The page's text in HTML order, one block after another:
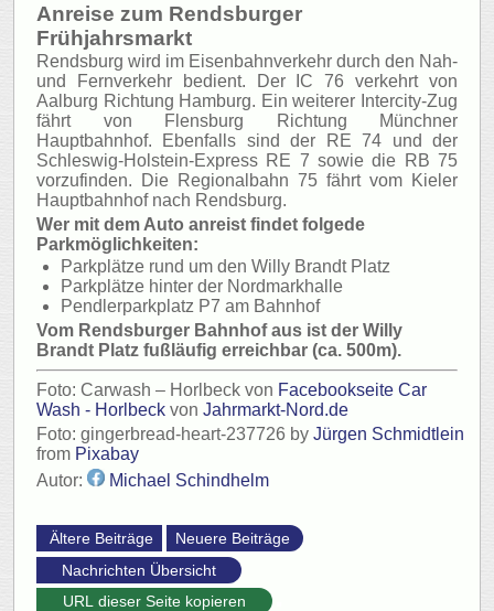
Anreise zum Rendsburger
Frühjahrsmarkt
Rendsburg wird im Eisenbahnverkehr durch den Nah-
und Fernverkehr bedient. Der IC 76 verkehrt von
Aalburg Richtung Hamburg. Ein weiterer Intercity-Zug
fährt von Flensburg Richtung Münchner
Hauptbahnhof. Ebenfalls sind der RE 74 und der
Schleswig-Holstein-Express RE 7 sowie die RB 75
vorzufinden. Die Regionalbahn 75 fährt vom Kieler
Hauptbahnhof nach Rendsburg.
Wer mit dem Auto anreist findet folgede
Parkmöglichkeiten:
Parkplätze rund um den Willy Brandt Platz
Parkplätze hinter der Nordmarkhalle
Pendlerparkplatz P7 am Bahnhof
Vom Rendsburger Bahnhof aus ist der Willy
Brandt Platz fußläufig erreichbar (ca. 500m).
Foto: Carwash – Horlbeck von Facebookseite Car
Wash - Horlbeck von Jahrmarkt-Nord.de
Foto: gingerbread-heart-237726 by Jürgen Schmidtlein
from Pixabay
Autor:
Michael Schindhelm
URL dieser Seite kopieren